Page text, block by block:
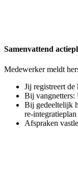
Samenvattend
Medewerker meldt
Jij registreert de
Bij vangnetters:
Bij gedeeltelijk
re‑integratieplan
Afspraken